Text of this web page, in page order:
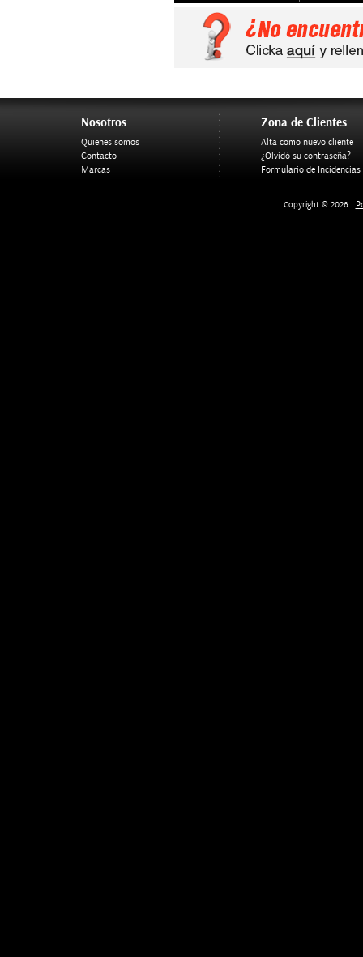
Nosotros
Quienes somos
Contacto
Marcas
Zona de Clientes
Alta como nuevo cliente
¿Olvidó su contraseña?
Formulario de Incidencias
Copyright © 2026 |